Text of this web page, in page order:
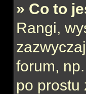
» Co to
Rangi,
forum,
po prostu